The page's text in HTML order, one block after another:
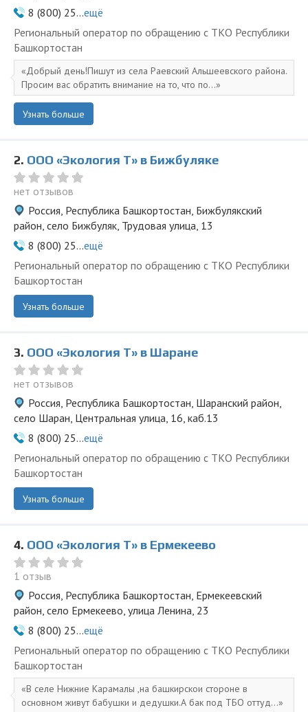
8 (800) 25...ещё
Региональный оператор по обращению с ТКО Республики
Башкортостан
Добрый день!Пишут из села Раевский Альшеевского района.
Просим вас обратить внимание на то, что по...
Узнать больше
2. ООО «Экология Т» в Бижбуляке
нет отзывов
Россия, Республика Башкортостан, Бижбулякский
район, село Бижбуляк, Трудовая улица, 13
8 (800) 25...ещё
Региональный оператор по обращению с ТКО Республики
Башкортостан
Узнать больше
3. ООО «Экология Т» в Шаране
нет отзывов
Россия, Республика Башкортостан, Шаранский район,
село Шаран, Центральная улица, 16, каб.13
8 (800) 25...ещё
Региональный оператор по обращению с ТКО Республики
Башкортостан
Узнать больше
4. ООО «Экология Т» в Ермекеево
1 отзыв
Россия, Республика Башкортостан, Ермекеевский
район, село Ермекеево, улица Ленина, 23
8 (800) 25...ещё
Региональный оператор по обращению с ТКО Республики
Башкортостан
В селе Нижние Карамалы ,на башкирскои стороне в
основном живут бабушки и дедушки.А бак под ТБО оттуд...